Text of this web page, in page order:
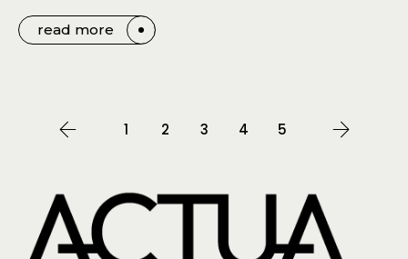
read more
1 2 3 4 5